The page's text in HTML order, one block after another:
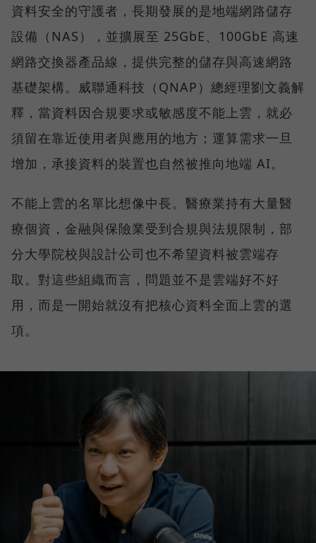
資料安全的守護者，長期發展的是地端網路儲存
設備（NAS），並擴展至 25GbE、100GbE 高速
網路交換器產品線，提供完整的儲存與高速網路
基礎架構。威聯通科技（QNAP）總經理劉文義解
釋，當資料因合規要求或敏感度不能上雲，就必
須留在靠近使用者與應用的地方；運算需求一旦
增加，承接資料的裝置也自然被推向地端 AI。
不能上雲的名單比想像中長。醫療業持有大量醫
療個資，金融與保險業受到合規與法規限制，部
分大學院校與設計公司也不希望資料被雲端存
取。對這些組織而言，問題並不是雲端好不好
用，而是一開始就沒有把核心資料全面上雲的選
項。